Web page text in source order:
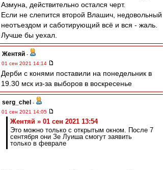
Азмуна, действительно остался черт.
Если не слепится второй Влашич, недовольный
неотъездом и саботирующий всё и вся - жаль.
Лучше бы уехал.
Жентяй -
01 сен 2021 14:14
Дерби с конями поставили на понедельник в
19.30 мск из-за выборов в воскресенье
serg_chel -
01 сен 2021 14:05
Жентяй » 01 сен 2021 13:54
Это можно только с открытым окном. После 7
сентября они Зе Луиша смогут заявить
только в феврале